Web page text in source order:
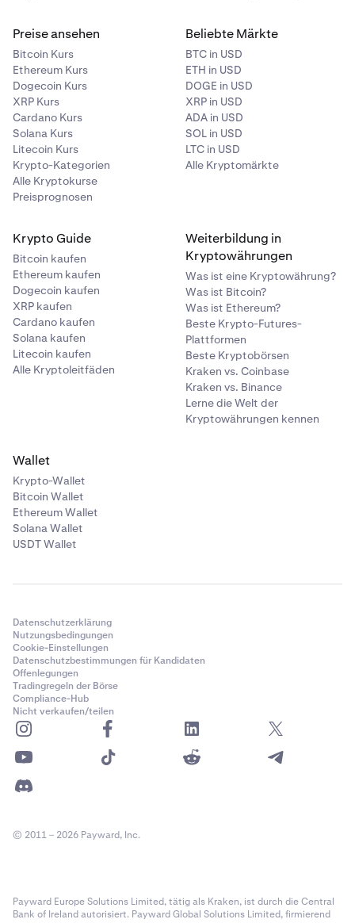
Preise ansehen
Bitcoin Kurs
Ethereum Kurs
Dogecoin Kurs
XRP Kurs
Cardano Kurs
Solana Kurs
Litecoin Kurs
Krypto-Kategorien
Alle Kryptokurse
Preisprognosen
Beliebte Märkte
BTC in USD
ETH in USD
DOGE in USD
XRP in USD
ADA in USD
SOL in USD
LTC in USD
Alle Kryptomärkte
Krypto Guide
Bitcoin kaufen
Ethereum kaufen
Dogecoin kaufen
XRP kaufen
Cardano kaufen
Solana kaufen
Litecoin kaufen
Alle Kryptoleitfäden
Weiterbildung in
Kryptowährungen
Was ist eine Kryptowährung?
Was ist Bitcoin?
Was ist Ethereum?
Beste Krypto-Futures-
Plattformen
Beste Kryptobörsen
Kraken vs. Coinbase
Kraken vs. Binance
Lerne die Welt der
Kryptowährungen kennen
Wallet
Krypto-Wallet
Bitcoin Wallet
Ethereum Wallet
Solana Wallet
USDT Wallet
Datenschutzerklärung
Nutzungsbedingungen
Cookie-Einstellungen
Datenschutzbestimmungen für Kandidaten
Offenlegungen
Tradingregeln der Börse
Compliance-Hub
Nicht verkaufen/teilen
© 2011 – 2026 Payward, Inc.
Payward Europe Solutions Limited, tätig als Kraken, ist durch die Central
Bank of Ireland autorisiert. Payward Global Solutions Limited, firmierend